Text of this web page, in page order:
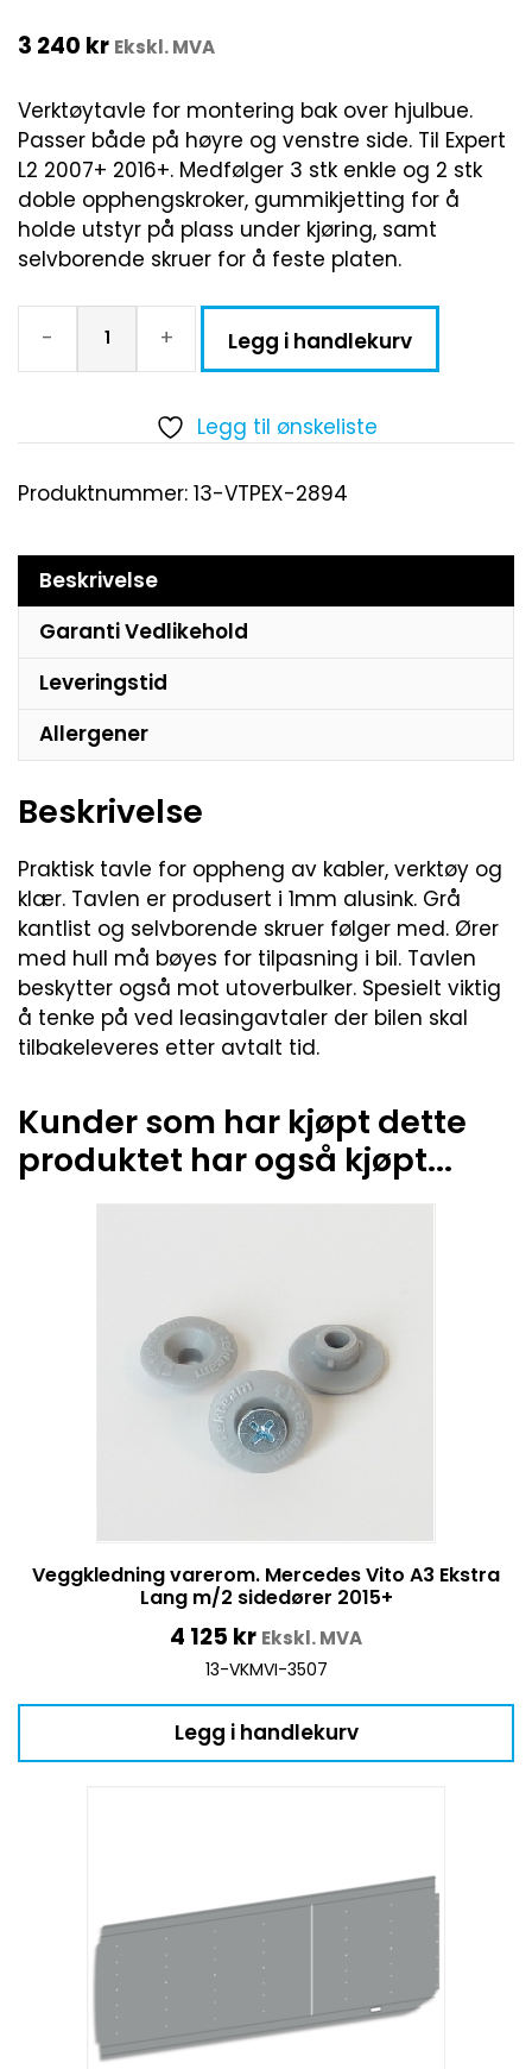
3 240 kr Ekskl. MVA
Verktøytavle for montering bak over hjulbue.
Passer både på høyre og venstre side. Til Expert
L2 2007+ 2016+. Medfølger 3 stk enkle og 2 stk
doble opphengskroker, gummikjetting for å
holde utstyr på plass under kjøring, samt
selvborende skruer for å feste platen.
- + Legg i handlekurv
Legg til ønskeliste
Produktnummer: 13-VTPEX-2894
Beskrivelse
Garanti Vedlikehold
Leveringstid
Allergener
Beskrivelse
Praktisk tavle for oppheng av kabler, verktøy og
klær. Tavlen er produsert i 1mm alusink. Grå
kantlist og selvborende skruer følger med. Ører
med hull må bøyes for tilpasning i bil. Tavlen
beskytter også mot utoverbulker. Spesielt viktig
å tenke på ved leasingavtaler der bilen skal
tilbakeleveres etter avtalt tid.
Kunder som har kjøpt dette
produktet har også kjøpt...
Veggkledning varerom. Mercedes Vito A3 Ekstra
Lang m/2 sidedører 2015+
4 125 kr Ekskl. MVA
13-VKMVI-3507
Legg i handlekurv